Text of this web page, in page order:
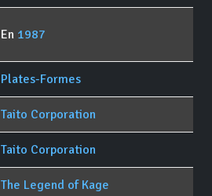
En 1987
Plates-Formes
Taito Corporation
Taito Corporation
The Legend of Kage